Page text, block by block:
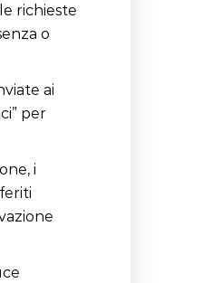
richieste
o
ai
per
i